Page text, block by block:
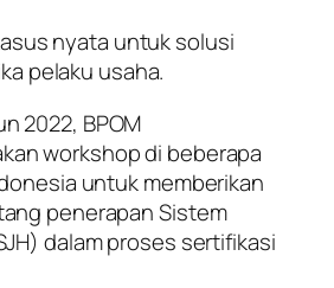
nyata untuk solusi
pelaku usaha.
2022, BPOM
workshop di beberapa
untuk memberikan
penerapan Sistem
dalam proses sertifikasi